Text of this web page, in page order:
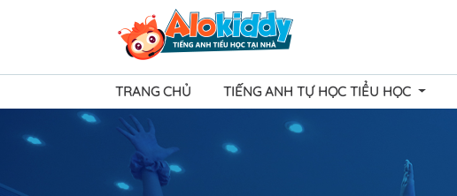
TRANG CHỦ TIẾNG ANH TỰ HỌC TIỂU HỌC